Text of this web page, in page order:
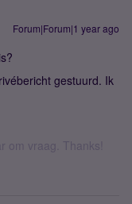
Forum|Forum|1 year ago
gestuurd. Ik
om vraag. Thanks!